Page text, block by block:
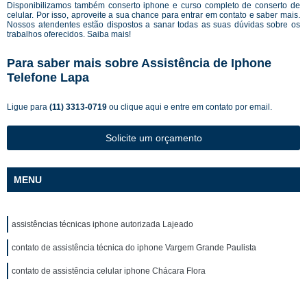
Disponibilizamos também conserto iphone e curso completo de conserto de
celular. Por isso, aproveite a sua chance para entrar em contato e saber mais.
Nossos atendentes estão dispostos a sanar todas as suas dúvidas sobre os
trabalhos oferecidos. Saiba mais!
Para saber mais sobre Assistência de Iphone
Telefone Lapa
Ligue para (11) 3313-0719 ou clique aqui e entre em contato por email.
Solicite um orçamento
MENU
assistências técnicas iphone autorizada Lajeado
contato de assistência técnica do iphone Vargem Grande Paulista
contato de assistência celular iphone Chácara Flora